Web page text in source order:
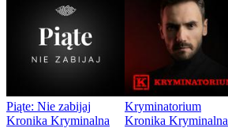
Piąte: Nie zabijaj
Kronika Kryminalna
Kryminatorium
Kronika Kryminalna